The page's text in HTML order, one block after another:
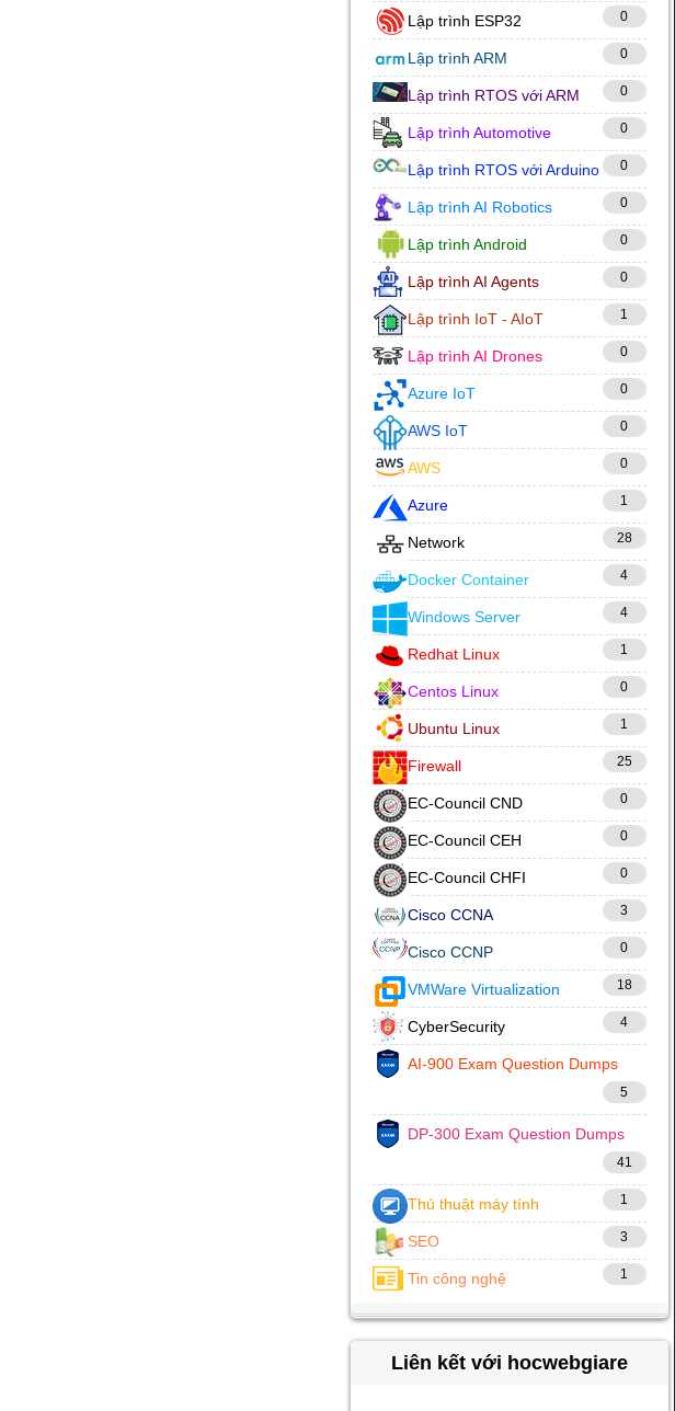
Lập trình ESP32 0
Lập trình ARM 0
Lập trình RTOS với ARM 0
Lập trình Automotive 0
Lập trình RTOS với Arduino 0
Lập trình AI Robotics 0
Lập trình Android 0
Lập trình AI Agents 0
Lập trình IoT - AIoT 1
Lập trình AI Drones 0
Azure IoT 0
AWS IoT 0
AWS 0
Azure 1
Network 28
Docker Container 4
Windows Server 4
Redhat Linux 1
Centos Linux 0
Ubuntu Linux 1
Firewall 25
EC-Council CND 0
EC-Council CEH 0
EC-Council CHFI 0
Cisco CCNA 3
Cisco CCNP 0
VMWare Virtualization 18
CyberSecurity 4
AI-900 Exam Question Dumps
5
DP-300 Exam Question Dumps
41
Thủ thuật máy tính 1
SEO 3
Tin công nghệ 1
Liên kết với hocwebgiare